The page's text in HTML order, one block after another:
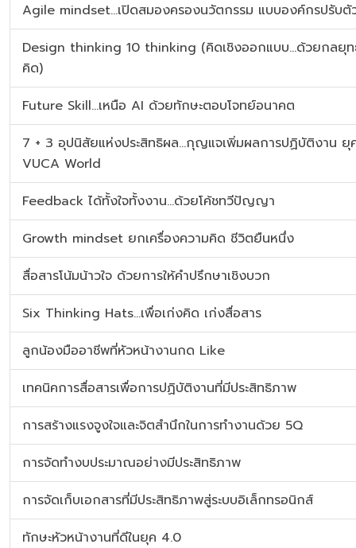
Agile mindset…เปิดสมองครองนวัตกรรม แบบองค์กรปรับตั
Design thinking 10 thinking (คิดเชิงออกแบบ...ด้วยกลยุ
คิด)
Future Skill…เหนือ AI ด้วยทักษะตอบโจทย์อนาคต
7 + 3 อุปนิสัยแห่งประสิทธิผล...กุญแจเพิ่มผลการปฏิบัติงาน ยุ
VUCA World
Feedback ได้ทั้งใจทั้งงาน...ด้วยโค้ชทวีปัญญา
Growth mindset ยกเครื่องความคิด ชีวิตยืนหนึ่ง
สื่อสารโน้มน้าวใจ ด้วยการให้คำปรึกษาเชิงบวก
Six Thinking Hats…เพื่อเก่งคิด เก่งสื่อสาร
ลูกน้องมืออาชีพที่หัวหน้างานกด Like
เทคนิคการสื่อสารเพื่อการปฏิบัติงานที่มีประสิทธิภาพ
การสร้างแรงจูงใจและจิตสำนึกในการทำงานด้วย 5Q
การจัดทำงบประมาณอย่างมีประสิทธิภาพ
การจัดเก็บเอกสารที่มีประสิทธิภาพสู่ระบบอิเล็กทรอนิกส์
ทักษะหัวหน้างานที่ดีในยุค 4.0